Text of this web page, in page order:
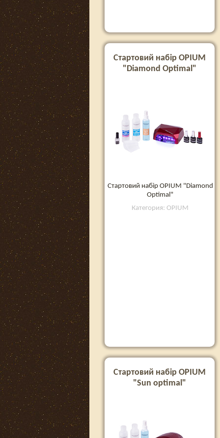
Стартовий набір OPIUM
"Diamond Optimal"
Стартовий набір OPIUM "Diamond
Optimal"
Категория: OPIUM
Стартовий набір OPIUM
"Sun optimal"